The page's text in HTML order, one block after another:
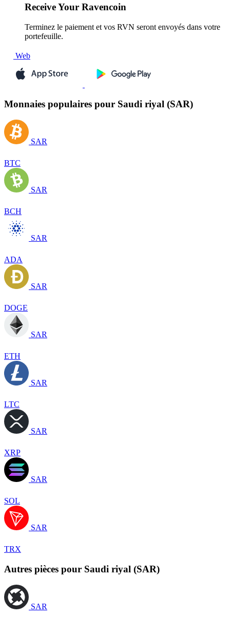
ReceiveYour Ravencoin
Terminez le paiement et vos RVN seront envoyés dans votre
portefeuille.
Web
Monnaies populaires pour Saudi riyal (SAR)
SAR
BTC
SAR
BCH
SAR
ADA
SAR
DOGE
SAR
ETH
SAR
LTC
SAR
XRP
SAR
SOL
SAR
TRX
Autres pièces pour Saudi riyal (SAR)
SAR